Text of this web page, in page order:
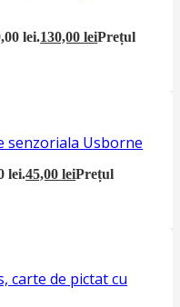
lei.130,00leiPrețul
senzoriala Usborne
lei.45,00leiPrețul
carte de pictat cu